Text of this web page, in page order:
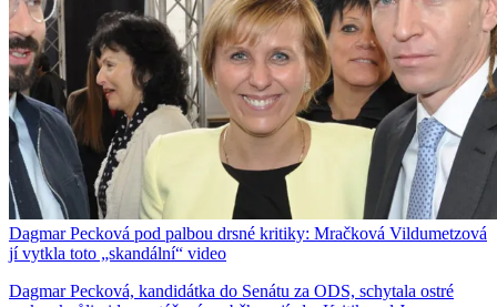
Dagmar Pecková pod palbou drsné kritiky: Mračková Vildumetzová
jí vytkla toto „skandální“ video
Dagmar Pecková, kandidátka do Senátu za ODS, schytala ostré